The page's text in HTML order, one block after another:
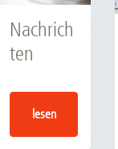
Nachrich
ten
lesen